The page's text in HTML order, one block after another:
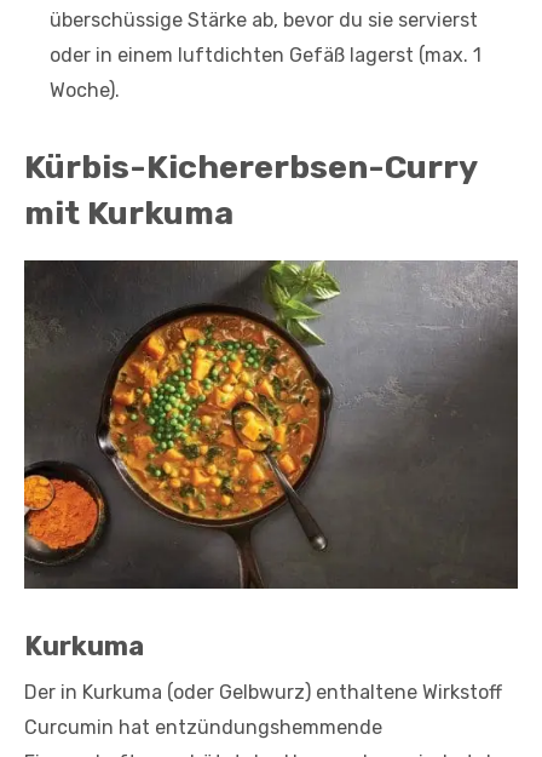
überschüssige Stärke ab, bevor du sie servierst
oder in einem luftdichten Gefäß lagerst (max. 1
Woche).
Kürbis-Kichererbsen-Curry
mit Kurkuma
Kurkuma
Der in Kurkuma (oder Gelbwurz) enthaltene Wirkstoff
Curcumin hat entzündungshemmende